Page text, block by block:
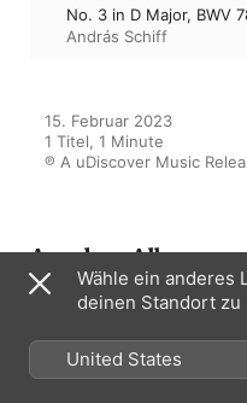
No. 3 in D Major, BWV
András Schiff
15. Februar 2023
1 Titel, 1 Minute
℗ A uDiscover Music
Aus dem Album
Bach &
András
Wähle ein anderes
deinen Standort zu
United States